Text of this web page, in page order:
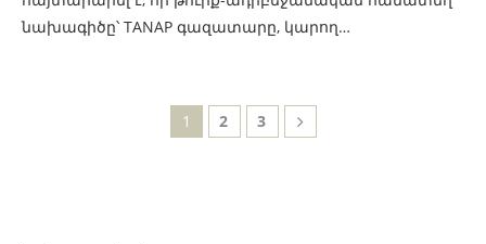
նախագիծը՝ TANAP գազատարը, կարող…
1 2 3